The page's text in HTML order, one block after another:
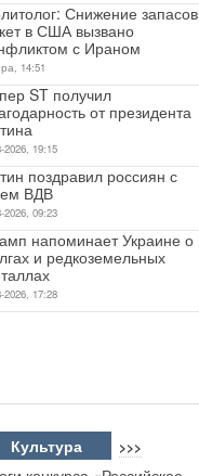
Снижение запасов
в США вызвано
с Ираном
14:51
ST получил
от президента
2026, 19:15
поздравил россиян с
ВДВ
2026, 09:23
напоминает Украине о
и редкоземельных
2026, 17:28
Культура >>>